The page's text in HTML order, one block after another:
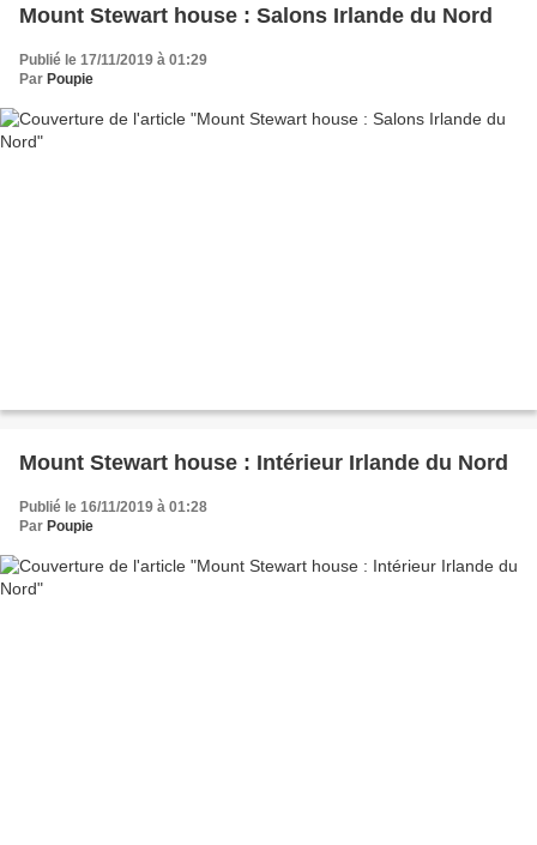
Mount Stewart house : Salons Irlande du Nord
Publié le 17/11/2019 à 01:29
Par Poupie
Mount Stewart house : Intérieur Irlande du Nord
Publié le 16/11/2019 à 01:28
Par Poupie